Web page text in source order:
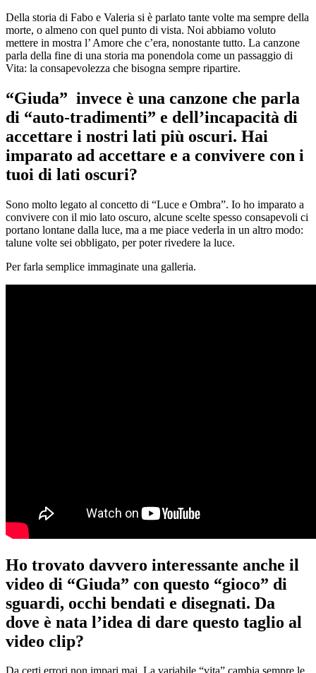
Della storia di Fabo e Valeria si è parlato tante volte ma sempre della
morte, o almeno con quel punto di vista. Noi abbiamo voluto
mettere in mostra l’ Amore che c’era, nonostante tutto. La canzone
parla della fine di una storia ma ponendola come un passaggio di
Vita: la consapevolezza che bisogna sempre ripartire.
“Giuda” invece è una canzone che parla
di “auto-tradimenti” e dell’incapacità di
accettare i nostri lati più oscuri. Hai
imparato ad accettare e a convivere con i
tuoi di lati oscuri?
Sono molto legato al concetto di “Luce e Ombra”. Io ho imparato a
convivere con il mio lato oscuro, alcune scelte spesso consapevoli ci
portano lontane dalla luce, ma a me piace vederla in un altro modo:
talune volte sei obbligato, per poter rivedere la luce.
Per farla semplice immaginate una galleria.
Ho trovato davvero interessante anche il
video di “Giuda” con questo “gioco” di
sguardi, occhi bendati e disegnati. Da
dove è nata l’idea di dare questo taglio al
video clip?